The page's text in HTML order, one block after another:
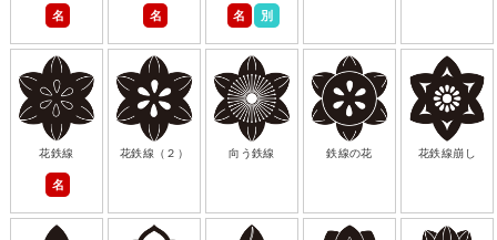
名 名 名 別
花鉄線
名
花鉄線（２） 向う鉄線 鉄線の花 花鉄線崩し